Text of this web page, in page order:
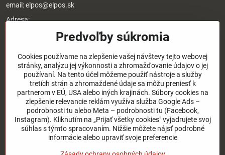
email:elpos@elpos.sk
Adresa:
Štefánikova 1470/50c
Otváracie hodiny:
8:00 - 17:00 pondelok - piatok
8:00 - 12:00 sobota
Nedeľa - zatvorené
O nás
Užitočné odkazy
Predvoľby súkromia
Cookies používame na zlepšenie vašej návštevy tejto webovej
stránky, analýzu jej výkonnosti a zhromažďovanie údajov o jej
používaní. Na tento účel môžeme použiť nástroje a služby
tretích strán a zhromaždené údaje sa môžu preniesť k
partnerom v EÚ, USA alebo iných krajinách. Súbory cookies na
zlepšenie relevancie reklám využíva služba Google Ads –
podrobnosti tu alebo Meta – podrobnosti tu (Facebook,
Instagram). Kliknutím na „Prijať všetky cookies" vyjadrujete svoj
súhlas s týmto spracovaním. Nižšie môžete nájsť podrobné
informácie alebo upraviť svoje preferencie